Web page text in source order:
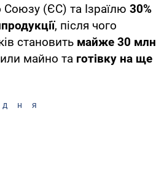
(ЄС) та Ізраїлю 30%
, після чого
становить майже 30 млн
майно та готівку на ще